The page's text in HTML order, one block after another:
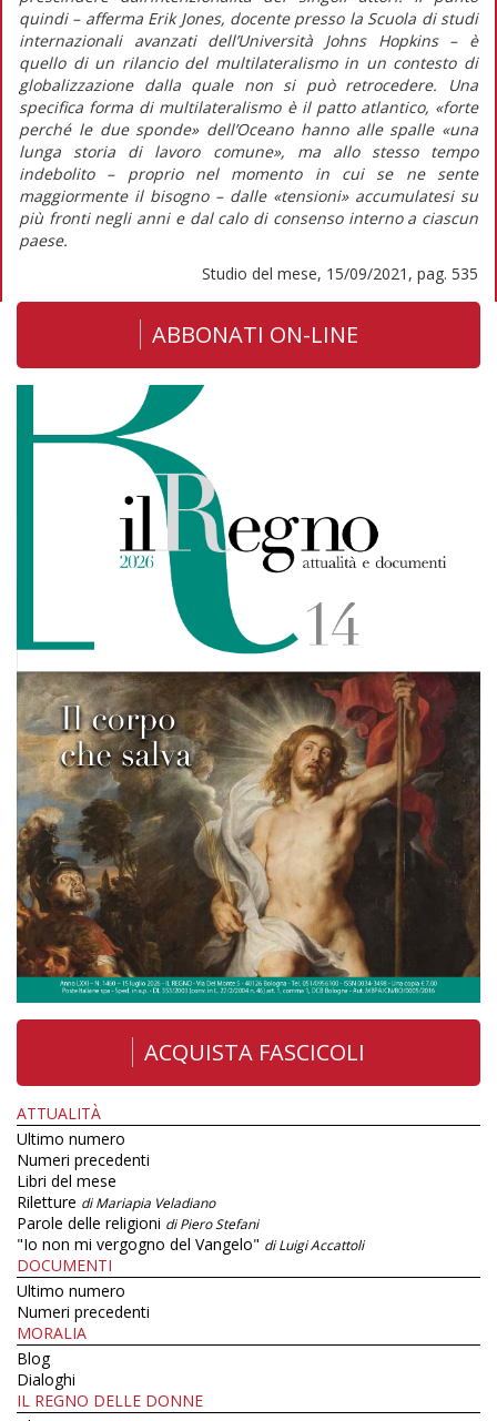
quindi – afferma Erik Jones, docente presso la Scuola di studi
internazionali avanzati dell’Università Johns Hopkins – è
quello di un rilancio del multilateralismo in un contesto di
globalizzazione dalla quale non si può retrocedere. Una
specifica forma di multilateralismo è il patto atlantico, «forte
perché le due sponde» dell’Oceano hanno alle spalle «una
lunga storia di lavoro comune», ma allo stesso tempo
indebolito – proprio nel momento in cui se ne sente
maggiormente il bisogno – dalle «tensioni» accumulatesi su
più fronti negli anni e dal calo di consenso interno a ciascun
paese.
Studio del mese, 15/09/2021, pag. 535
ABBONATI ON-LINE
ACQUISTA FASCICOLI
ATTUALITÀ
Ultimo numero
Numeri precedenti
Libri del mese
Riletture di Mariapia Veladiano
Parole delle religioni di Piero Stefani
"Io non mi vergogno del Vangelo" di Luigi Accattoli
DOCUMENTI
Ultimo numero
Numeri precedenti
MORALIA
Blog
Dialoghi
IL REGNO DELLE DONNE